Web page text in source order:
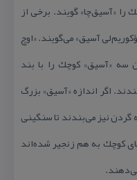
را «آسیق‌چا» گویند. برخی از
آسیق» می‌گویند. «اوچ
سه «آسیق» كوچك را با بند
اگر اندازه «آسیق» بزرگ
گردن نیز می‌بندند تا سنگینی
كوچك به هم زنجیر شده‌اند